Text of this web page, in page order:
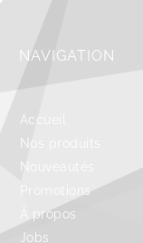
NAVIGATION
Accueil
Nos produits
Nouveautés
Promotions
À propos
Jobs